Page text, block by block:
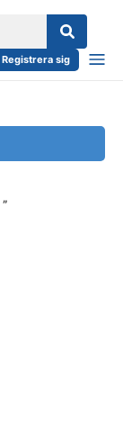
Registrera sig